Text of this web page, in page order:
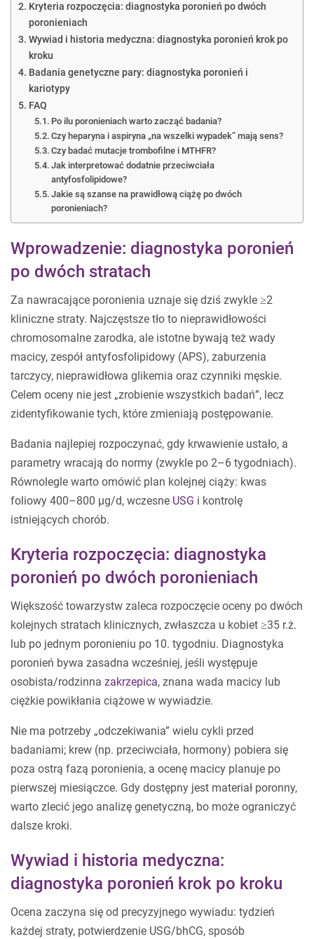
Kryteria rozpoczęcia: diagnostyka poronień po dwóch
poronieniach
Wywiad i historia medyczna: diagnostyka poronień krok po
kroku
Badania genetyczne pary: diagnostyka poronień i
kariotypy
FAQ
Po ilu poronieniach warto zacząć badania?
Czy heparyna i aspiryna „na wszelki wypadek” mają sens?
Czy badać mutacje trombofilne i MTHFR?
Jak interpretować dodatnie przeciwciała
antyfosfolipidowe?
Jakie są szanse na prawidłową ciążę po dwóch
poronieniach?
Wprowadzenie: diagnostyka poronień
po dwóch stratach
Za nawracające poronienia uznaje się dziś zwykle ≥2
kliniczne straty. Najczęstsze tło to nieprawidłowości
chromosomalne zarodka, ale istotne bywają też wady
macicy, zespół antyfosfolipidowy (APS), zaburzenia
tarczycy, nieprawidłowa glikemia oraz czynniki męskie.
Celem oceny nie jest „zrobienie wszystkich badań”, lecz
zidentyfikowanie tych, które zmieniają postępowanie.
Badania najlepiej rozpoczynać, gdy krwawienie ustało, a
parametry wracają do normy (zwykle po 2–6 tygodniach).
Równolegle warto omówić plan kolejnej ciąży: kwas
foliowy 400–800 µg/d, wczesne USG i kontrolę
istniejących chorób.
Kryteria rozpoczęcia: diagnostyka
poronień po dwóch poronieniach
Większość towarzystw zaleca rozpoczęcie oceny po dwóch
kolejnych stratach klinicznych, zwłaszcza u kobiet ≥35 r.ż.
lub po jednym poronieniu po 10. tygodniu. Diagnostyka
poronień bywa zasadna wcześniej, jeśli występuje
osobista/rodzinna zakrzepica, znana wada macicy lub
ciężkie powikłania ciążowe w wywiadzie.
Nie ma potrzeby „odczekiwania” wielu cykli przed
badaniami; krew (np. przeciwciała, hormony) pobiera się
poza ostrą fazą poronienia, a ocenę macicy planuje po
pierwszej miesiączce. Gdy dostępny jest materiał poronny,
warto zlecić jego analizę genetyczną, bo może ograniczyć
dalsze kroki.
Wywiad i historia medyczna:
diagnostyka poronień krok po kroku
Ocena zaczyna się od precyzyjnego wywiadu: tydzień
każdej straty, potwierdzenie USG/bhCG, sposób